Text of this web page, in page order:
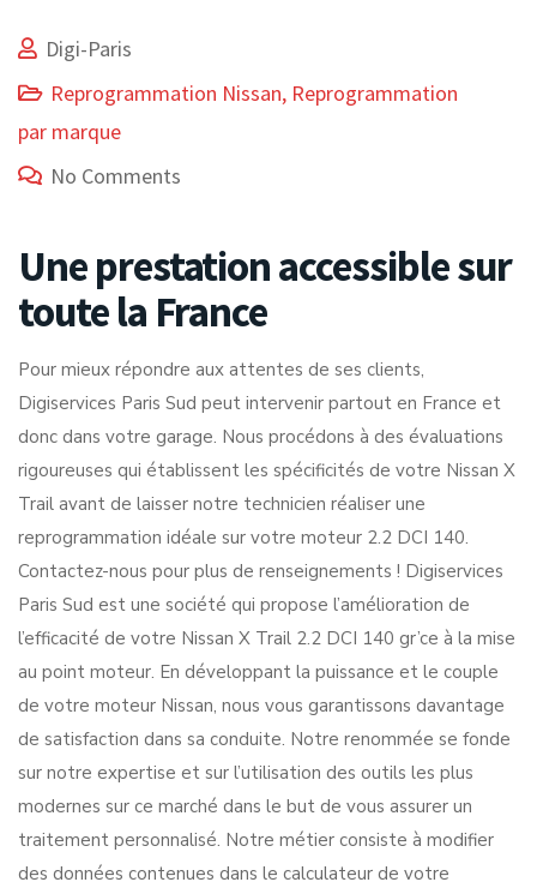
Digi-Paris
Reprogrammation Nissan, Reprogrammation
par marque
No Comments
Une prestation accessible sur
toute la France
Pour mieux répondre aux attentes de ses clients,
Digiservices Paris Sud peut intervenir partout en France et
donc dans votre garage. Nous procédons à des évaluations
rigoureuses qui établissent les spécificités de votre Nissan X
Trail avant de laisser notre technicien réaliser une
reprogrammation idéale sur votre moteur 2.2 DCI 140.
Contactez-nous pour plus de renseignements ! Digiservices
Paris Sud est une société qui propose l’amélioration de
l’efficacité de votre Nissan X Trail 2.2 DCI 140 gr’ce à la mise
au point moteur. En développant la puissance et le couple
de votre moteur Nissan, nous vous garantissons davantage
de satisfaction dans sa conduite. Notre renommée se fonde
sur notre expertise et sur l’utilisation des outils les plus
modernes sur ce marché dans le but de vous assurer un
traitement personnalisé. Notre métier consiste à modifier
des données contenues dans le calculateur de votre